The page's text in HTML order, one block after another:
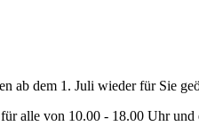
ab dem 1. Juli wieder für Sie
alle von 10.00 - 18.00 Uhr und